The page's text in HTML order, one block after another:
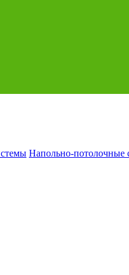
Напольно-потолочные